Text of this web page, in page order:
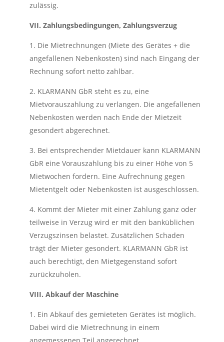
zulässig.
VII. Zahlungsbedingungen, Zahlungsverzug
1. Die Mietrechnungen (Miete des Gerätes + die
angefallenen Nebenkosten) sind nach Eingang der
Rechnung sofort netto zahlbar.
2. KLARMANN GbR steht es zu, eine
Mietvorauszahlung zu verlangen. Die angefallenen
Nebenkosten werden nach Ende der Mietzeit
gesondert abgerechnet.
3. Bei entsprechender Mietdauer kann KLARMANN
GbR eine Vorauszahlung bis zu einer Höhe von 5
Mietwochen fordern. Eine Aufrechnung gegen
Mietentgelt oder Nebenkosten ist ausgeschlossen.
4. Kommt der Mieter mit einer Zahlung ganz oder
teilweise in Verzug wird er mit den banküblichen
Verzugszinsen belastet. Zusätzlichen Schaden
trägt der Mieter gesondert. KLARMANN GbR ist
auch berechtigt, den Mietgegenstand sofort
zurückzuholen.
VIII. Abkauf der Maschine
1. Ein Abkauf des gemieteten Gerätes ist möglich.
Dabei wird die Mietrechnung in einem